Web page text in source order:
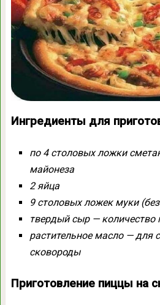
Ингредиенты для
по 4 столовых ложки
майонеза
2 яйца
9 столовых ложек муки
твердый сыр —
растительное масло — для
сковороды
Приготовление пиццы на